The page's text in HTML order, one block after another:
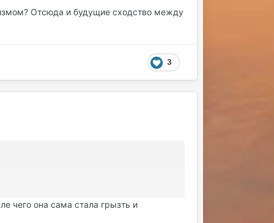
Отсюда и будущие сходство между
3
чего она сама стала грызть и